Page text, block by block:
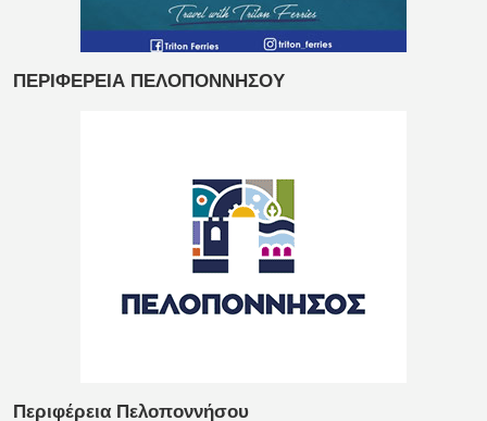
ΠΕΡΙΦΕΡΕΙΑ ΠΕΛΟΠΟΝΝΗΣΟΥ
Περιφέρεια Πελοποννήσου